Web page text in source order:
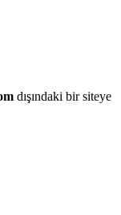
dışındaki bir siteye